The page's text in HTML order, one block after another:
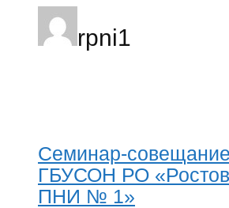
rpni1
Семинар-
ГБУСОН РО
ПНИ № 1»